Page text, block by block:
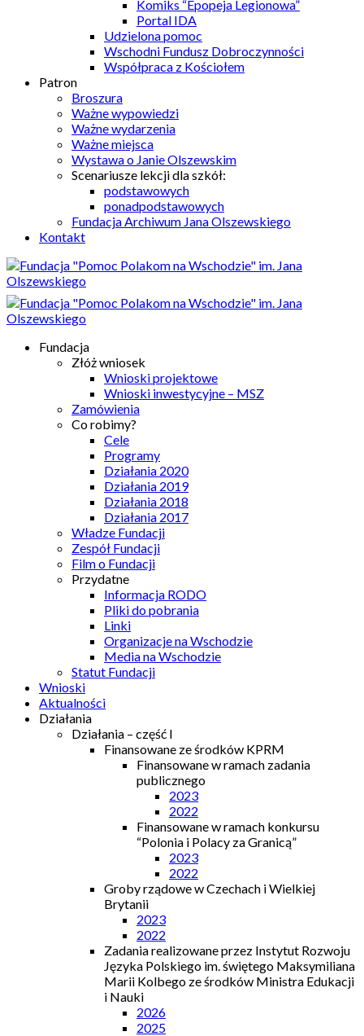
Komiks “Epopeja Legionowa”
Portal IDA
Udzielona pomoc
Wschodni Fundusz Dobroczynności
Współpraca z Kościołem
Patron
Broszura
Ważne wypowiedzi
Ważne wydarzenia
Ważne miejsca
Wystawa o Janie Olszewskim
Scenariusze lekcji dla szkół:
podstawowych
ponadpodstawowych
Fundacja Archiwum Jana Olszewskiego
Kontakt
Fundacja
Złóż wniosek
Wnioski projektowe
Wnioski inwestycyjne – MSZ
Zamówienia
Co robimy?
Cele
Programy
Działania 2020
Działania 2019
Działania 2018
Działania 2017
Władze Fundacji
Zespół Fundacji
Film o Fundacji
Przydatne
Informacja RODO
Pliki do pobrania
Linki
Organizacje na Wschodzie
Media na Wschodzie
Statut Fundacji
Wnioski
Aktualności
Działania
Działania – część I
Finansowane ze środków KPRM
Finansowane w ramach zadania
publicznego
2023
2022
Finansowane w ramach konkursu
“Polonia i Polacy za Granicą”
2023
2022
Groby rządowe w Czechach i Wielkiej
Brytanii
2023
2022
Zadania realizowane przez Instytut Rozwoju
Języka Polskiego im. świętego Maksymiliana
Marii Kolbego ze środków Ministra Edukacji
i Nauki
2026
2025